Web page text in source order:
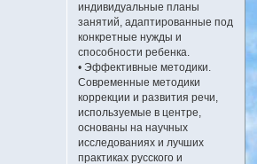
индивидуальные планы
занятий, адаптированные под
конкретные нужды и
способности ребенка.
• Эффективные методики.
Современные методики
коррекции и развития речи,
используемые в центре,
основаны на научных
исследованиях и лучших
практиках русского и